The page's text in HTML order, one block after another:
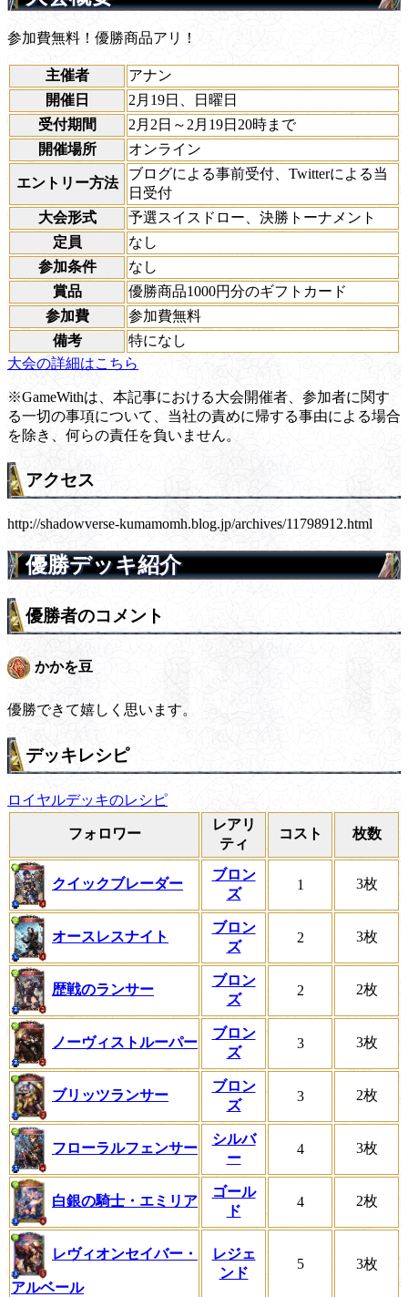
参加費無料！優勝商品アリ！
主催者
アナン
開催日
2月19日、日曜日
受付期間
2月2日～2月19日20時まで
開催場所
オンライン
エントリー方法
ブログによる事前受付、Twitterによる当
日受付
大会形式
予選スイスドロー、決勝トーナメント
定員
なし
参加条件
なし
賞品
優勝商品1000円分のギフトカード
参加費
参加費無料
備考
特になし
大会の詳細はこちら
※GameWithは、本記事における大会開催者、参加者に関す
る一切の事項について、当社の責めに帰する事由による場合
を除き、何らの責任を負いません。
アクセス
http://shadowverse-kumamomh.blog.jp/archives/11798912.html
優勝デッキ紹介
優勝者のコメント
かかを豆
優勝できて嬉しく思います。
デッキレシピ
ロイヤルデッキのレシピ
フォロワー
レアリ
ティ
コスト 枚数
クイックブレーダー
ブロン
ズ
1 3枚
オースレスナイト
ブロン
ズ
2 3枚
歴戦のランサー
ブロン
ズ
2 2枚
ノーヴィストルーパー
ブロン
ズ
3 3枚
ブリッツランサー
ブロン
ズ
3 2枚
フローラルフェンサー
シルバ
ー
4 3枚
白銀の騎士・エミリア
ゴール
ド
4 2枚
レヴィオンセイバー・
アルベール
レジェ
ンド
5 3枚